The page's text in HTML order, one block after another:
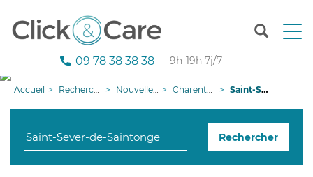
T
n
g
09 78 38 38 38 — 9h-19h 7j/7
Accueil Recherche aide à domicile Nouvelle-Aquitaine Charente-Maritime Saint-Sever-de-Saintonge
Rechercher